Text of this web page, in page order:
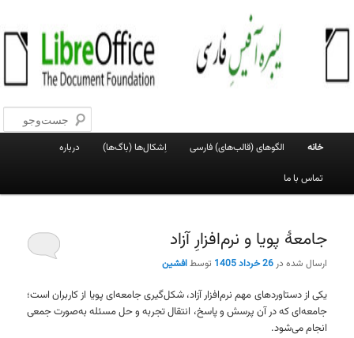
به
محتوای
به
محتوای
لیبره‌آفیس فارسی
وبلاگ فعالان پروژهٔ لیبره‌آفیس فارسی
خانه الگوهای (قالب‌های) فارسی اِشکال‌ها (باگ‌ها) درباره
تماس با ما
جامعهٔ پویا و نرم‌افزارِ آزاد
ارسال شده در26 خرداد 1405 توسطافشین
یکی از دستاوردهای مهم نرم‌افزار آزاد، شکل‌گیری جامعه‌ای پویا از کاربران است؛
جامعه‌ای که در آن پرسش و پاسخ، انتقال تجربه و حل مسئله به‌صورت جمعی
انجام می‌شود.